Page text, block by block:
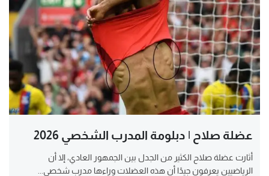
عضلة صلاح | دبلومة المدرب الشخصي 2026
أثارت عضلة صلاح الكثير من الجدل بين الجمهور العادي، إلا أن
الرياضيين يعرفون جيدًا أن هذه العضلات وراءها مدرب شخصي...